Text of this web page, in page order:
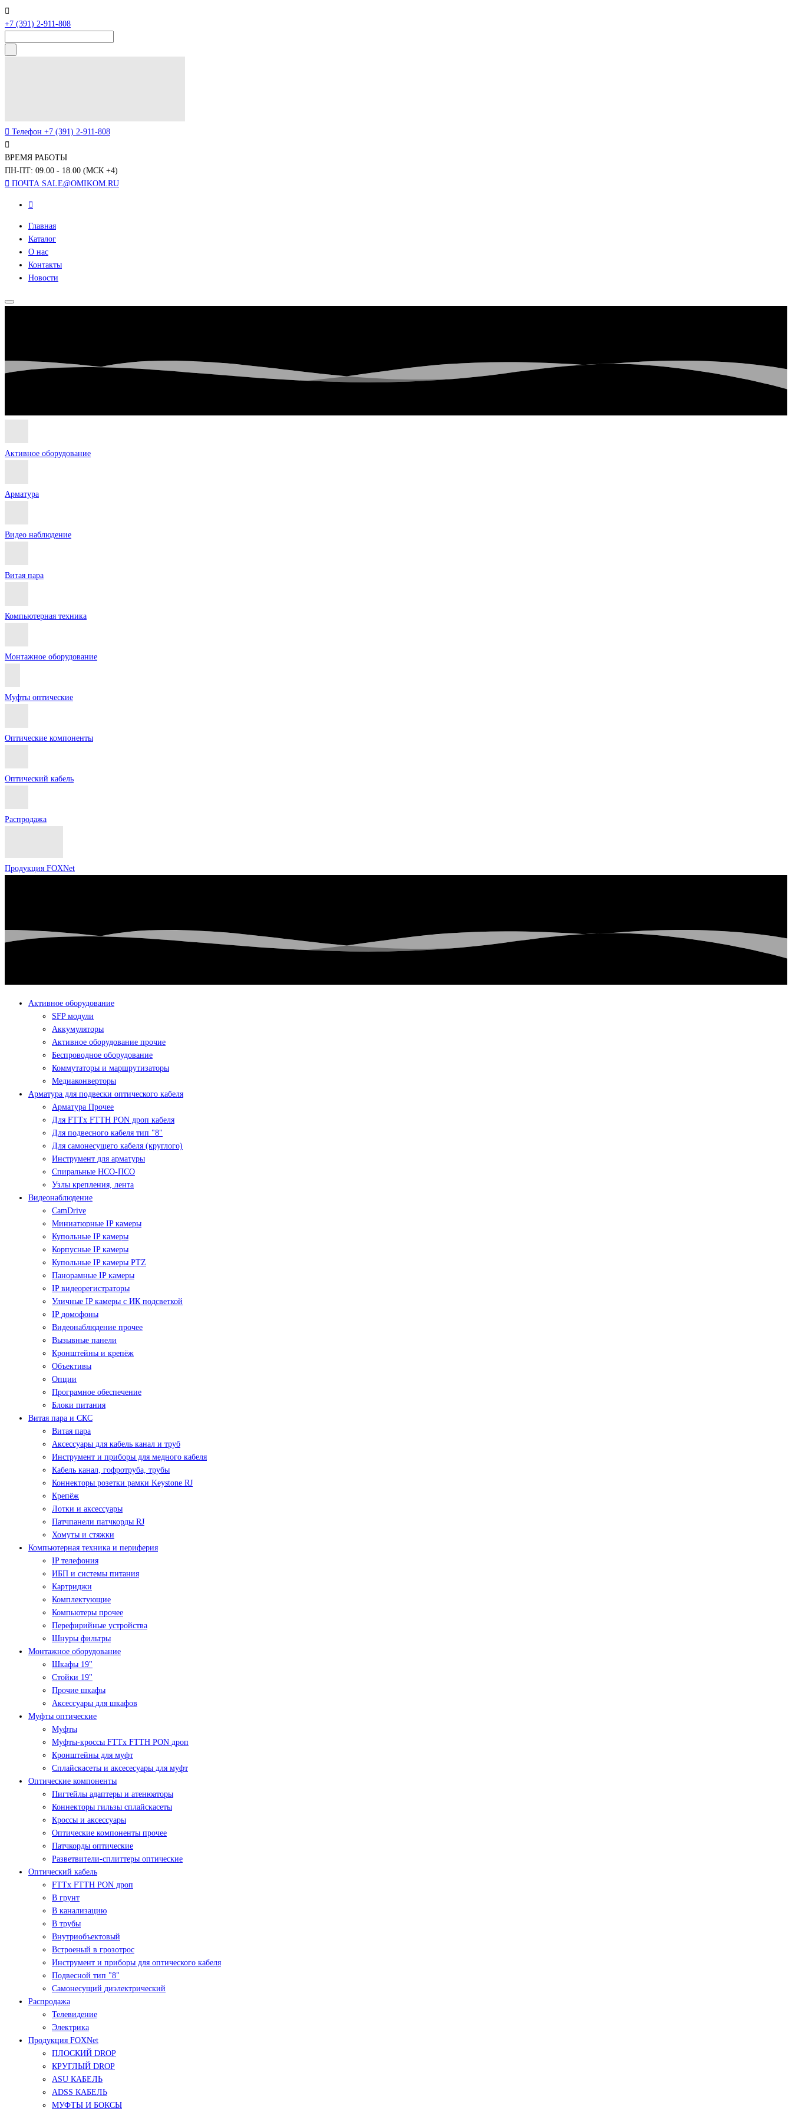
+7 (391) 2-911-808
Телефон +7 (391) 2-911-808
ВРЕМЯ РАБОТЫ
ПН-ПТ: 09.00 - 18.00 (МСК +4)
ПОЧТА SALE@OMIKOM.RU
Главная
Каталог
О нас
Контакты
Новости
Активное оборудование
Арматура
Видео наблюдение
Витая пара
Компьютерная техника
Монтажное оборудование
Муфты оптические
Оптические компоненты
Оптический кабель
Распродажа
Продукция FOXNet
Активное оборудование
SFP модули
Аккумуляторы
Активное оборудование прочие
Беспроводное оборудование
Коммутаторы и маршрутизаторы
Медиаконверторы
Арматура для подвески оптического кабеля
Арматура Прочее
Для FTTx FTTH PON дроп кабеля
Для подвесного кабеля тип "8"
Для самонесущего кабеля (круглого)
Инструмент для арматуры
Спиральные НСО-ПСО
Узлы крепления, лента
Видеонаблюдение
CamDrive
Миниатюрные IP камеры
Купольные IP камеры
Корпусные IP камеры
Купольные IP камеры PTZ
Панорамные IP камеры
IP видеорегистраторы
Уличные IP камеры с ИК подсветкой
IP домофоны
Видеонаблюдение прочее
Вызывные панели
Кронштейны и крепёж
Объективы
Опции
Програмное обеспечение
Блоки питания
Витая пара и СКС
Витая пара
Аксессуары для кабель канал и труб
Инструмент и приборы для медного кабеля
Кабель канал, гофротруба, трубы
Коннекторы розетки рамки Keystone RJ
Крепёж
Лотки и аксессуары
Патчпанели патчкорды RJ
Хомуты и стяжки
Компьютерная техника и периферия
IP телефония
ИБП и системы питания
Картриджи
Комплектующие
Компьютеры прочее
Перефирийные устройства
Шнуры фильтры
Монтажное оборудование
Шкафы 19"
Стойки 19"
Прочие шкафы
Аксессуары для шкафов
Муфты оптические
Муфты
Муфты-кроссы FTTx FTTH PON дроп
Кронштейны для муфт
Сплайскасеты и аксесесуары для муфт
Оптические компоненты
Пигтейлы адаптеры и атенюаторы
Коннекторы гильзы сплайскасеты
Кроссы и аксессуары
Оптические компоненты прочее
Патчкорды оптические
Разветвители-сплиттеры оптические
Оптический кабель
FTTx FTTH PON дроп
В грунт
В канализацию
В трубы
Внутриобъектовый
Встроеный в грозотрос
Инструмент и приборы для оптического кабеля
Подвесной тип "8"
Самонесущий диэлектрический
Распродажа
Телевидение
Электрика
Продукция FOXNet
ПЛОСКИЙ DROP
КРУГЛЫЙ DROP
ASU КАБЕЛЬ
ADSS КАБЕЛЬ
МУФТЫ И БОКСЫ